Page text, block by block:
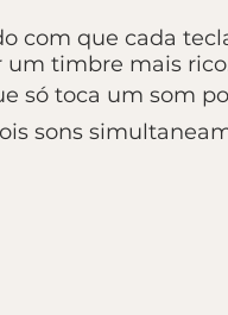
com que cada
um timbre mais
só toca um som
sons